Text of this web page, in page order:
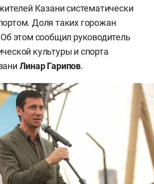
Казани систематически
Доля таких горожан
Об этом сообщил руководитель
культуры и спорта
Линар Гарипов.